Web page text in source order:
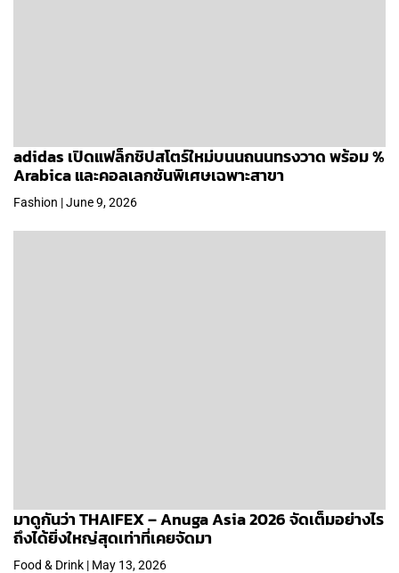
adidas เปิดแฟล็กชิปสโตร์ใหม่บนนถนนทรงวาด พร้อม %
Arabica และคอลเลกชันพิเศษเฉพาะสาขา
Fashion | June 9, 2026
มาดูกันว่า THAIFEX – Anuga Asia 2026 จัดเต็มอย่างไร
ถึงได้ยิ่งใหญ่สุดเท่าที่เคยจัดมา
Food & Drink | May 13, 2026